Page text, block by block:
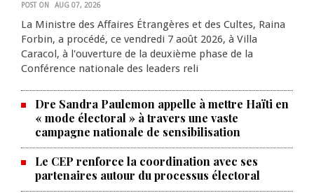
POST ON AUG 07, 2026
La Ministre des Affaires Étrangères et des Cultes, Raina
Forbin, a procédé, ce vendredi 7 août 2026, à Villa
Caracol, à l'ouverture de la deuxième phase de la
Conférence nationale des leaders reli
Dre Sandra Paulemon appelle à mettre Haïti en
« mode électoral » à travers une vaste
campagne nationale de sensibilisation
Le CEP renforce la coordination avec ses
partenaires autour du processus électoral